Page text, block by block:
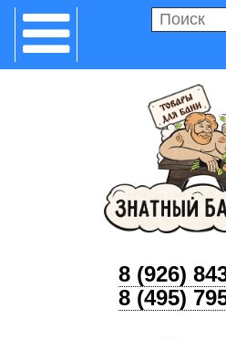
8 (926)
8 (495)